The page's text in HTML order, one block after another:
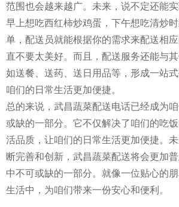
范围也会越来越广。未来，说不定还能
早上想吃西红柿炒鸡蛋，下午想吃清炒
单，配送员就能根据你的需求来配送相
直不要太美好。而且，配送服务还能与
如送餐、送药、送日用品等，形成一站
咱们的日常生活更加便捷。
总的来说，武昌蔬菜配送电话已经成为
或缺的一部分。它不仅解决了咱们的吃
活品质，让咱们的日常生活更加便捷。
断完善和创新，武昌蔬菜配送将会更加
中不可或缺的一部分。就像一位贴心的
生活中，为咱们带来一份安心和便利。